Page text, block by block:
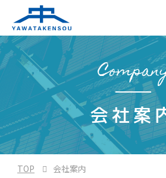
会社案
TOP 会社案内